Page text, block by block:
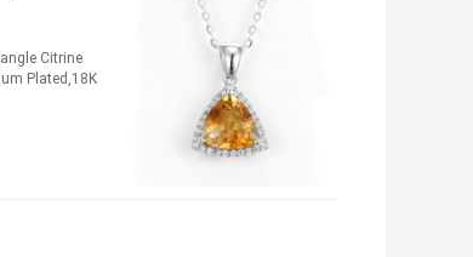
Citrine
Plated,18K